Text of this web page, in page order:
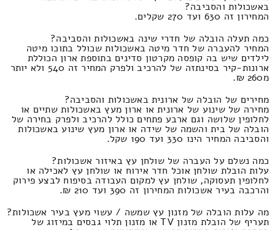
באשכולות והסביבה?
המחירון זה 630 ועד 270 שקלים.
כמה תעלה הובלה של חדרי שינה באשכולות והסביבה?
המחיר להעברה של חדר מיטה באשכולות שכולל בתוכו מיטה
לילדים שיש בה קופסה מקרטון סדינים בתוספת ארון הכוללת
ארונות-קיר בסינתזה של להרכיב ולפרק המחיר זה 540 ולא יותר
מ260 ₪.
מחירים של הובלה של ארונית באשכולות והסביבה?
מחירה של שינוע של ארונית או ארון מעץ באשכולות שתיים או
לחלופין שלושה וגם ארבע פתחים כולל להרכיב ולפרק בחירה של
הובלה של בית והשמה של שידה או ארון מעץ שינוע באשכולות
והסביבה המחיר הינו 330 ועד 190 שקל.
כמה נשלם על העברה של שולחן עץ באיזור אשכולות?
עלות הובלת שולחן אוכל חדר אירוח או שולחן עץ לאכילה או
לחלופין תעסוקה, שולחן עץ למקום העבודה בסיפוח לבצע פירוק
והרכבה בעיר אשכולות המחירון זה 390 ועד 210 ₪.
מה עלות הובלה של מזנון עץ שמשה / עשוי מעץ בעיר אשכולות?
תעריף של הובלת מזנון TV או מזנון תלוי גבסים במיזוג של